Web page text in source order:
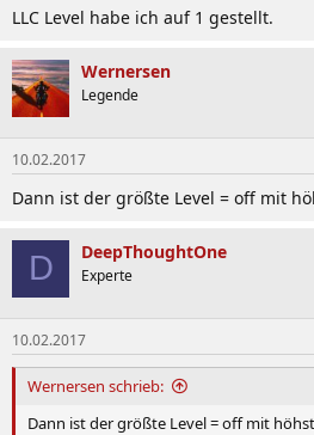
LLC Level habe ich auf 1 gestellt.
Wernersen
Legende
10.02.2017
Dann ist der größte Level = off mit
D DeepThoughtOne
Experte
10.02.2017
Wernersen schrieb:
Dann ist der größte Level = off mit